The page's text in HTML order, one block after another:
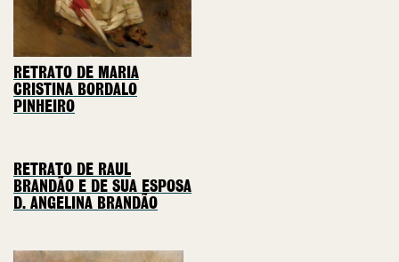
RETRATO DE MARIA
CRISTINA BORDALO
PINHEIRO
RETRATO DE RAUL
BRANDÃO E DE SUA ESPOSA
D. ANGELINA BRANDÃO